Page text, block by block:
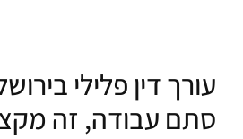
עורך דין פלילי
סתם עבודה, זה